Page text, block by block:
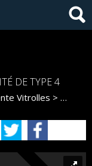
DE TYPE 4
Vitrolles >